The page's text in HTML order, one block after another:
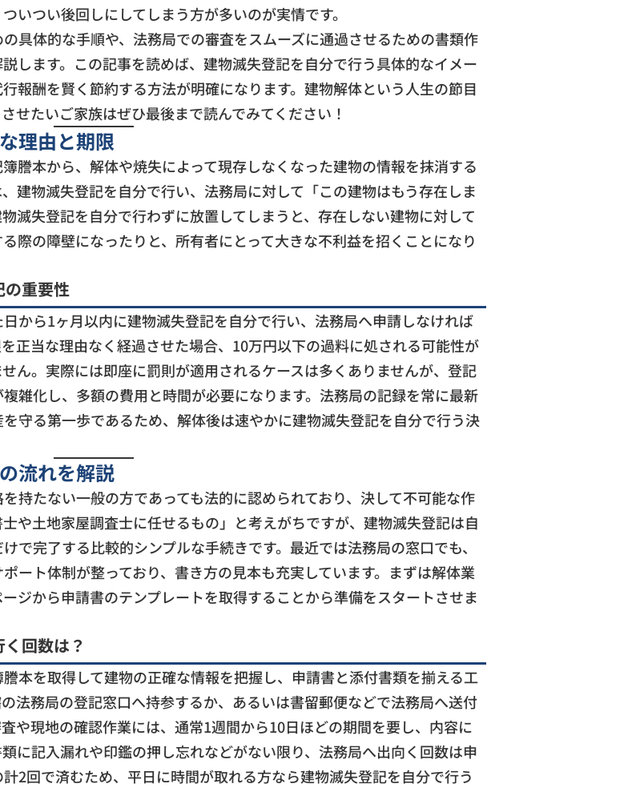
いつい後回しにしてしまう方が多いのが実情です。
具体的な手順や、法務局での審査をスムーズに通過させるための書類作
します。この記事を読めば、建物滅失登記を自分で行う具体的なイメー
報酬を賢く節約する方法が明確になります。建物解体という人生の節目
せたいご家族はぜひ最後まで読んでみてください！
理由と期限
謄本から、解体や焼失によって現存しなくなった建物の情報を抹消する
建物滅失登記を自分で行い、法務局に対して「この建物はもう存在しま
滅失登記を自分で行わずに放置してしまうと、存在しない建物に対して
際の障壁になったりと、所有者にとって大きな不利益を招くことになり
の重要性
から1ヶ月以内に建物滅失登記を自分で行い、法務局へ申請しなければ
正当な理由なく経過させた場合、10万円以下の過料に処される可能性が
ん。実際には即座に罰則が適用されるケースは多くありませんが、登記
雑化し、多額の費用と時間が必要になります。法務局の記録を常に最新
守る第一歩であるため、解体後は速やかに建物滅失登記を自分で行う決
流れを解説
持たない一般の方であっても法的に認められており、決して不可能な作
や土地家屋調査士に任せるもの」と考えがちですが、建物滅失登記は自
で完了する比較的シンプルな手続きです。最近では法務局の窓口でも、
ート体制が整っており、書き方の見本も充実しています。まずは解体業
ジから申請書のテンプレートを取得することから準備をスタートさせま
回数は？
本を取得して建物の正確な情報を把握し、申請書と添付書類を揃える工
法務局の登記窓口へ持参するか、あるいは書留郵便などで法務局へ送付
や現地の確認作業には、通常1週間から10日ほどの期間を要し、内容に
に記入漏れや印鑑の押し忘れなどがない限り、法務局へ出向く回数は申
2回で済むため、平日に時間が取れる方なら建物滅失登記を自分で行う